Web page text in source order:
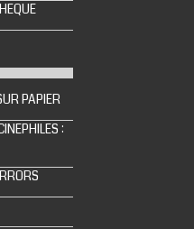
PAPIER
: